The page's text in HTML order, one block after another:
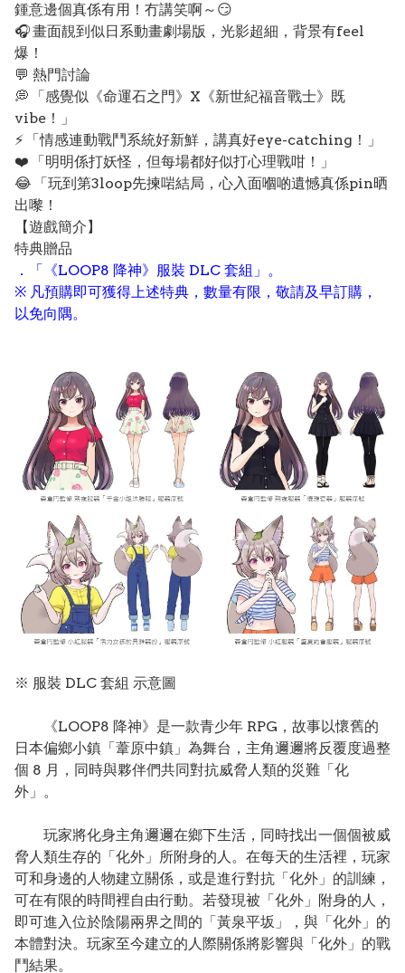
鍾意邊個真係有用！冇講笑啊～😏
🎧 畫面靚到似日系動畫劇場版，光影超細，背景有feel
爆！
💬 熱門討論
💭 「感覺似《命運石之門》X《新世紀福音戰士》既
vibe！」
⚡ 「情感連動戰鬥系統好新鮮，講真好eye-catching！」
❤️ 「明明係打妖怪，但每場都好似打心理戰咁！」
😂 「玩到第3loop先揀啱結局，心入面嗰啲遺憾真係pin晒
出嚟！
【遊戲簡介】
特典贈品
．「《LOOP8 降神》服裝 DLC 套組」。
※ 凡預購即可獲得上述特典，數量有限，敬請及早訂購，
以免向隅。
※ 服裝 DLC 套組 示意圖
《LOOP8 降神》是一款青少年 RPG，故事以懷舊的
日本偏鄉小鎮「葦原中鎮」為舞台，主角邇邇將反覆度過整
個 8 月，同時與夥伴們共同對抗威脅人類的災難「化
外」。
玩家將化身主角邇邇在鄉下生活，同時找出一個個被威
脅人類生存的「化外」所附身的人。在每天的生活裡，玩家
可和身邊的人物建立關係，或是進行對抗「化外」的訓練，
可在有限的時間裡自由行動。若發現被「化外」附身的人，
即可進入位於陰陽兩界之間的「黃泉平坂」，與「化外」的
本體對決。玩家至今建立的人際關係將影響與「化外」的戰
鬥結果。